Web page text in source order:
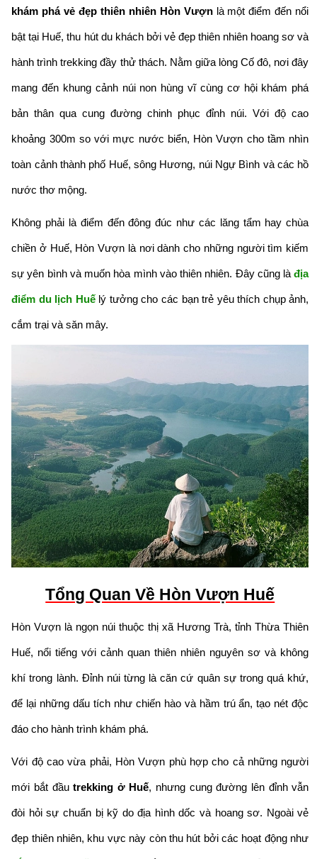
khám phá vẻ đẹp thiên nhiên Hòn Vượnlà một điểm đến nổi
bật tại Huế, thu hút du khách bởi vẻ đẹp thiên nhiên hoang sơ và
hành trình trekking đầy thử thách. Nằm giữa lòng Cố đô, nơi đây
mang đến khung cảnh núi non hùng vĩ cùng cơ hội khám phá
bản thân qua cung đường chinh phục đỉnh núi. Với độ cao
khoảng 300m so với mực nước biển, Hòn Vượn cho tầm nhìn
toàn cảnh thành phố Huế, sông Hương, núi Ngự Bình và các hồ
nước thơ mộng.
Không phải là điểm đến đông đúc như các lăng tẩm hay chùa
chiền ở Huế, Hòn Vượn là nơi dành cho những người tìm kiếm
sự yên bình và muốn hòa mình vào thiên nhiên. Đây cũng làđịa
điểm du lịch Huếlý tưởng cho các bạn trẻ yêu thích chụp ảnh,
cắm trại và săn mây.
Tổng Quan Về Hòn Vượn Huế
Hòn Vượn là ngọn núi thuộc thị xã Hương Trà, tỉnh Thừa Thiên
Huế, nổi tiếng với cảnh quan thiên nhiên nguyên sơ và không
khí trong lành. Đỉnh núi từng là căn cứ quân sự trong quá khứ,
để lại những dấu tích như chiến hào và hầm trú ẩn, tạo nét độc
đáo cho hành trình khám phá.
Với độ cao vừa phải, Hòn Vượn phù hợp cho cả những người
mới bắt đầutrekking ở Huế, nhưng cung đường lên đỉnh vẫn
đòi hỏi sự chuẩn bị kỹ do địa hình dốc và hoang sơ. Ngoài vẻ
đẹp thiên nhiên, khu vực này còn thu hút bởi các hoạt động như